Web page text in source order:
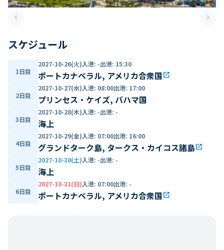
keyboard_arrow_leftPrevious slide keyboard_arrow_right
スケジュール
1日目
2027-10-26(火)入港: -出港: 15:30
ポートカナベラル, アメリカ合衆国open_in_new
2日目
2027-10-27(水)入港: 08:00出港: 17:00
プリンセス・ケイズ, バハマ国
3日目
2027-10-28(木)入港: -出港: -
海上
4日目
2027-10-29(金)入港: 07:00出港: 16:00
グランドターク島, タークス・カイコス諸島open_in_new
5日目
2027-10-30(土)入港: -出港: -
海上
6日目
2027-10-31(日)入港: 07:00出港: -
ポートカナベラル, アメリカ合衆国open_in_new